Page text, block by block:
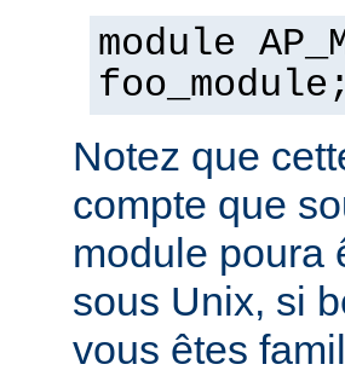
module
foo_module;
Notez que
compte que
module poura
sous Unix, si
vous êtes